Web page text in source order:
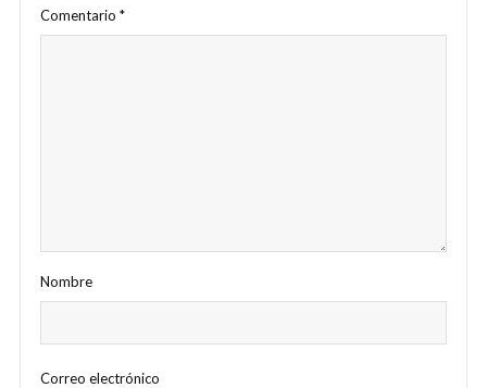
Comentario *
Nombre
Correo electrónico